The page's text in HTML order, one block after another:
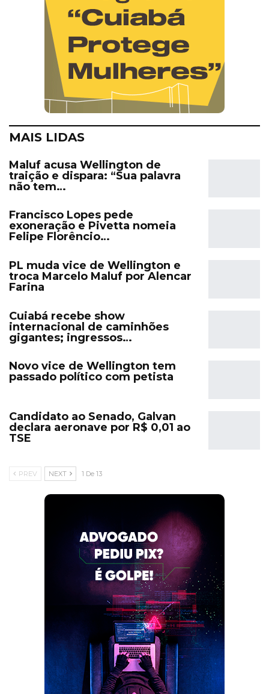
MAIS LIDAS
Maluf acusa Wellington de
traição e dispara: “Sua palavra
não tem…
Francisco Lopes pede
exoneração e Pivetta nomeia
Felipe Florêncio…
PL muda vice de Wellington e
troca Marcelo Maluf por Alencar
Farina
Cuiabá recebe show
internacional de caminhões
gigantes; ingressos…
Novo vice de Wellington tem
passado político com petista
Candidato ao Senado, Galvan
declara aeronave por R$ 0,01 ao
TSE
PREV NEXT 1 De 13